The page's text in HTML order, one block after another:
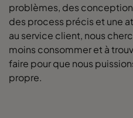
problèmes, des
des process précis et une
au service client, nous
moins consommer et à
faire pour que nous
propre.